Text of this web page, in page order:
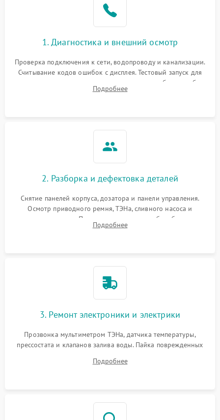
1. Диагностика и внешний осмотр
Проверка подключения к сети, водопроводу и канализации.
Считывание кодов ошибок с дисплея. Тестовый запуск для
выявления посторонних шумов, протечек или сбоев в работе
электронного модуля управления.
Подробнее
2. Разборка и дефектовка деталей
Снятие панелей корпуса, дозатора и панели управления.
Осмотр приводного ремня, ТЭНа, сливного насоса и
амортизаторов. Проверка подшипников барабана и
крестовины на износ, а манжеты люка на разрывы.
Подробнее
3. Ремонт электроники и электрики
Прозвонка мультиметром ТЭНа, датчика температуры,
прессостата и клапанов залива воды. Пайка поврежденных
Восстановление целостности проводки и контактов.
Подробнее